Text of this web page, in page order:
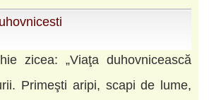
zicea: „Viaţa duhovnicească
Primeşti aripi, scapi de lume,